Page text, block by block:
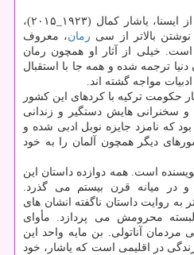
به گزارش کادو دونی به نقل از ایسنا، یاشار کمال (۱۹۲۳_۲۰۱۵)،
بالاتر از سی رمان، معروف
است. خیلی از آثار او همچون رمان
دنیا ترجمه شده و همه جا با استقبال
مواجه گشته اند.
حکومت ترکیه با کردهای این کشور
و سخنرانی هایش دستگیر و زندانی
که نامزد جایزه نوبل ادبی شده و
دیگر همچون آلمان را به خود
است. همه دوازده داستان این
و در میانه قرن بیستم می گذرد.
به روایت داستان ناگفته انشان های
محرومش می پردازد. مأوای
مردمان آناتولی. بن مایه واحد این
در اقلیمی است که یاشار، خود